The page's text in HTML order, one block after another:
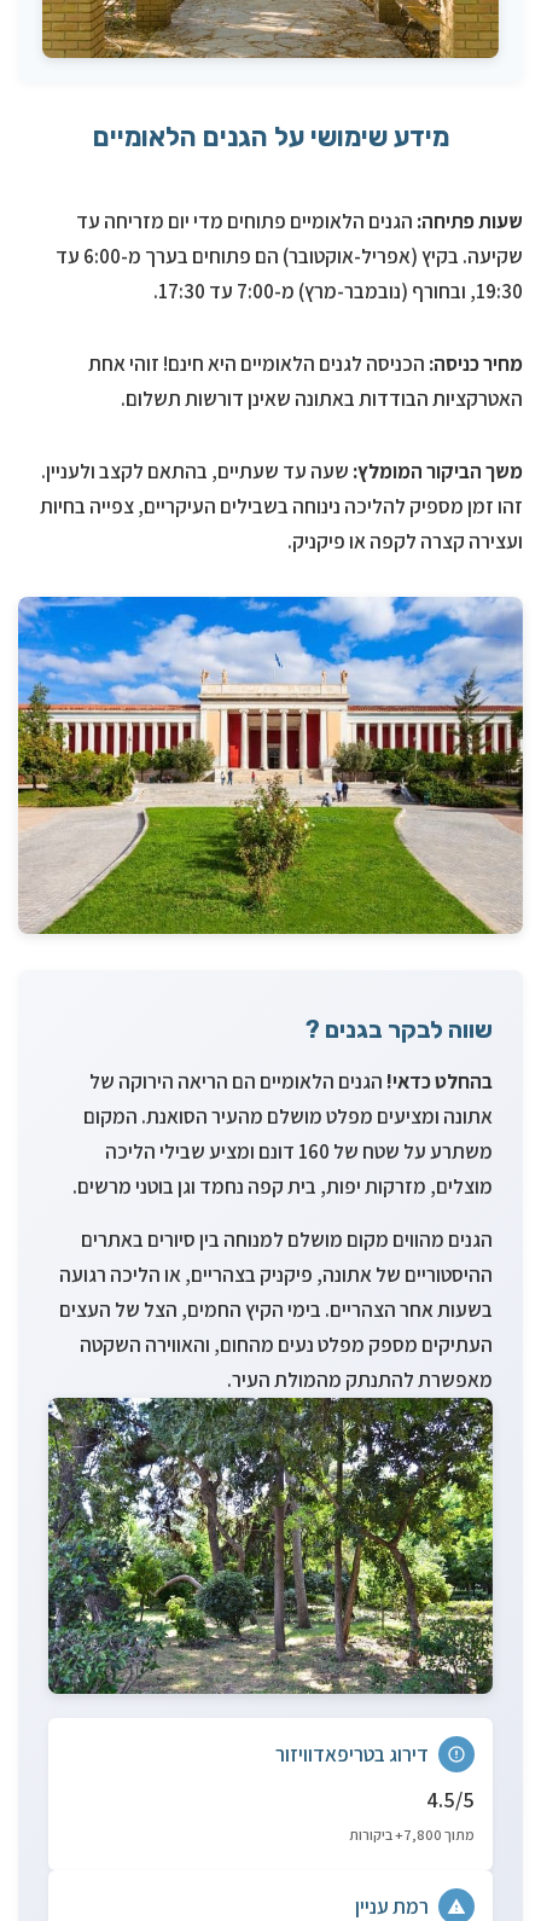
מידע שימושי על הגנים הלאומיים
שעות פתיחה: הגנים הלאומיים פתוחים מדי יום מזריחה עד
שקיעה. בקיץ (אפריל-אוקטובר) הם פתוחים בערך מ-6:00 עד
19:30, ובחורף (נובמבר-מרץ) מ-7:00 עד 17:30.
מחיר כניסה: הכניסה לגנים הלאומיים היא חינם! זוהי אחת
האטרקציות הבודדות באתונה שאינן דורשות תשלום.
משך הביקור המומלץ: שעה עד שעתיים, בהתאם לקצב ולעניין.
זהו זמן מספיק להליכה נינוחה בשבילים העיקריים, צפייה בחיות
ועצירה קצרה לקפה או פיקניק.
שווה לבקר בגנים ?
בהחלט כדאי! הגנים הלאומיים הם הריאה הירוקה של
אתונה ומציעים מפלט מושלם מהעיר הסואנת. המקום
משתרע על שטח של 160 דונם ומציע שבילי הליכה
מוצלים, מזרקות יפות, בית קפה נחמד וגן בוטני מרשים.
הגנים מהווים מקום מושלם למנוחה בין סיורים באתרים
ההיסטוריים של אתונה, פיקניק בצהריים, או הליכה רגועה
בשעות אחר הצהריים. בימי הקיץ החמים, הצל של העצים
העתיקים מספק מפלט נעים מהחום, והאווירה השקטה
מאפשרת להתנתק מהמולת העיר.
דירוג בטריפאדוויזור
4.5/5
מתוך 7,800+ ביקורות
רמת עניין